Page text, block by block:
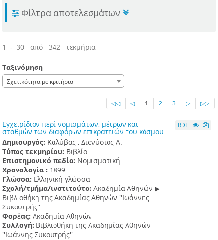
Φίλτρα αποτελεσμάτων
1 - 30 από 342 τεκμήρια
Ταξινόμηση
Σχετικότητα με κριτήρια
◁◁ ◁ 1 2 3 ▷ ▷▷
Εγχειρίδιον περί νομισμάτων, μέτρων και
σταθμών των διαφόρων επικρατειών του κόσμου
Δημιουργός: Καλύβας , Διονύσιος Α.
Τύπος τεκμηρίου: Βιβλίο
Επιστημονικό πεδίο: Νομισματική
Χρονολογία : 1899
Γλώσσα: Ελληνική γλώσσα
Σχολή/τμήμα/ινστιτούτο: Ακαδημία Αθηνών ▶
Βιβλιοθήκη της Ακαδημίας Αθηνών ''Ιωάννης
Συκουτρής''
Φορέας: Ακαδημία Αθηνών
Συλλογή: Βιβλιοθήκη της Ακαδημίας Αθηνών
''Ιωάννης Συκουτρής''
RDF